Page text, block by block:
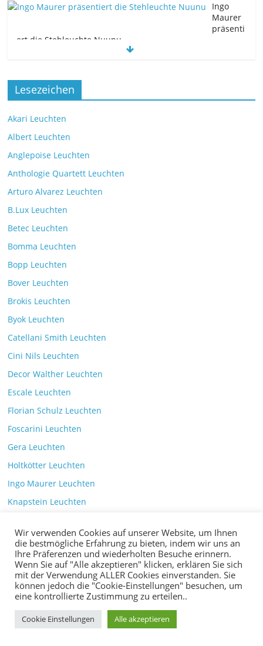
Ingo
Maurer
präsenti
ert die Stehleuchte Nuunu
Kommentare deaktiviert
9. Juli 2025 Kommentare deaktiviert
7. Juli 2025
Herstellers Brokis
Lesezeichen
Akari Leuchten
Albert Leuchten
Anglepoise Leuchten
Anthologie Quartett Leuchten
Arturo Alvarez Leuchten
B.Lux Leuchten
Betec Leuchten
Bomma Leuchten
Bopp Leuchten
Bover Leuchten
Brokis Leuchten
Byok Leuchten
Catellani Smith Leuchten
Cini Nils Leuchten
Decor Walther Leuchten
Escale Leuchten
Florian Schulz Leuchten
Foscarini Leuchten
Gera Leuchten
Holtkötter Leuchten
Ingo Maurer Leuchten
Knapstein Leuchten
Licht im Raum Leuchten
Marset Leuchten
Mawa Leuchten
Oluce Leuchten
Serien Lighting Leuchten
Vibia Leuchten
Wir verwenden Cookies auf unserer Website, um Ihnen
die bestmögliche Erfahrung zu bieten, indem wir uns an
Ihre Präferenzen und wiederholten Besuche erinnern.
Wenn Sie auf "Alle akzeptieren" klicken, erklären Sie sich
mit der Verwendung ALLER Cookies einverstanden. Sie
können jedoch die "Cookie-Einstellungen" besuchen, um
eine kontrollierte Zustimmung zu erteilen..
Cookie Einstellungen Alle akzeptieren